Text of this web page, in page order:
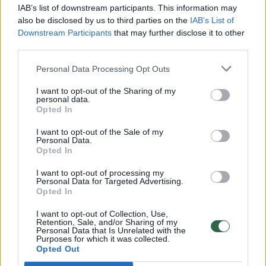
IAB’s list of downstream participants. This information may
also be disclosed by us to third parties on the IAB’s List of
Downstream Participants that may further disclose it to other
Personal Data Processing Opt Outs
I want to opt-out of the Sharing of my
personal data.
Opted In
I want to opt-out of the Sale of my
Personal Data.
Opted In
I want to opt-out of processing my
Personal Data for Targeted Advertising.
Opted In
I want to opt-out of Collection, Use,
Retention, Sale, and/or Sharing of my
Personal Data that Is Unrelated with the
Purposes for which it was collected.
Opted Out
00:00:30
Vaizdai iš tragiškos avarijos Vilniaus r.: dviejų moterų ir
vaiko gyvybių išgelbėti nepavyko
32 laipsnių šilumos
Žinios
Nufilmavo, kaip patvino Vilniaus Vakarinis aplinkkelis:
vaizdas pribloškia
Žinios | Lietuvos diena
00:02:01
„Pagarba pirmajai premjerei“: pasidalijo jautriais
prisiminimais apie Kazimierą Prunskienę